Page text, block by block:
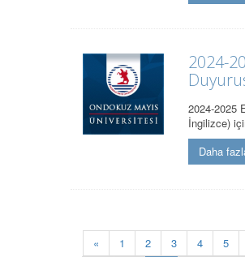
2024-
2024-2025
İngilizce)
Daha
« 1 2 3 4 5